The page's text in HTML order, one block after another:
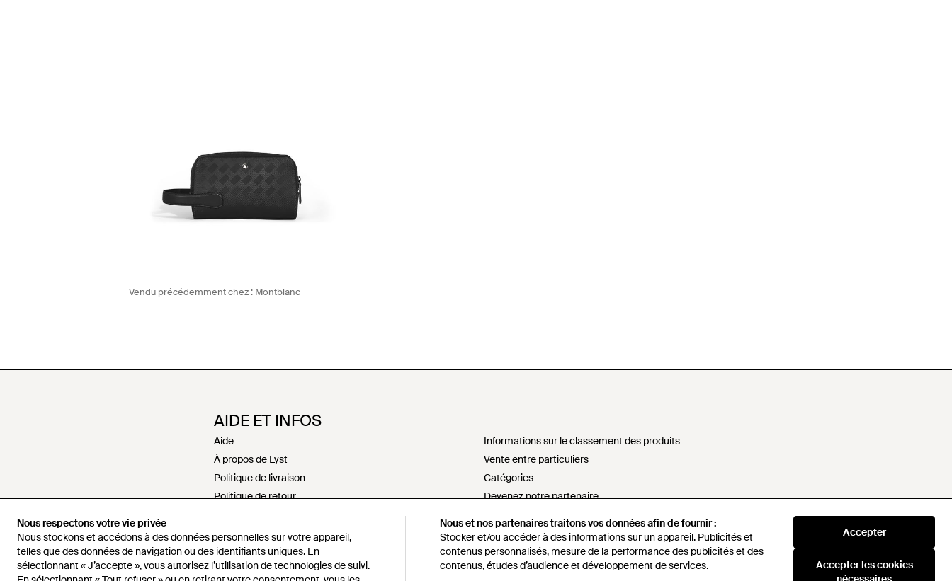
Nous respectons votre vie privée
Nous stockons et accédons à des données personnelles sur votre appareil,
telles que des données de navigation ou des identifiants uniques. En
sélectionnant « J’accepte », vous autorisez l’utilisation de technologies de suivi.
Nous et nos partenaires traitons vos données afin de fournir :
Stocker et/ou accéder à des informations sur un appareil. Publicités et
contenus personnalisés, mesure de la performance des publicités et des
contenus, études d’audience et développement de services.
Accepter
Accepter les cookies
Vendu précédemment chez : Montblanc
AIDE ET INFOS
Aide
À propos de Lyst
Politique de livraison
Politique de retour
Politique de remboursement
Recrutement
Nous contacter
Informations sur le classement des produits
Vente entre particuliers
Catégories
Devenez notre partenaire
Déclaration sur l'esclavage moderne
s172 déclaration
Politique d'approvisionnement responsable